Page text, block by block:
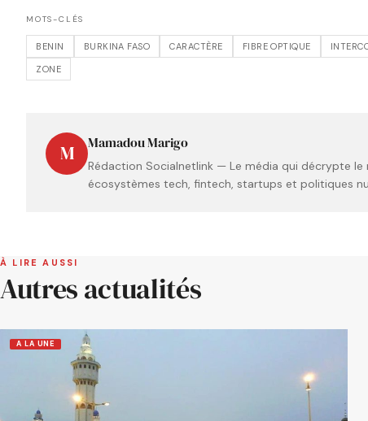
MOTS-CLÉS
BENIN BURKINA FASO CARACTÈRE FIBRE OPTIQUE
ZONE
M Mamadou Marigo
Rédaction Socialnetlink — Le média qui décrypte le
écosystèmes tech, fintech, startups et politiques
À LIRE AUSSI
Autres actualités
A LA UNE